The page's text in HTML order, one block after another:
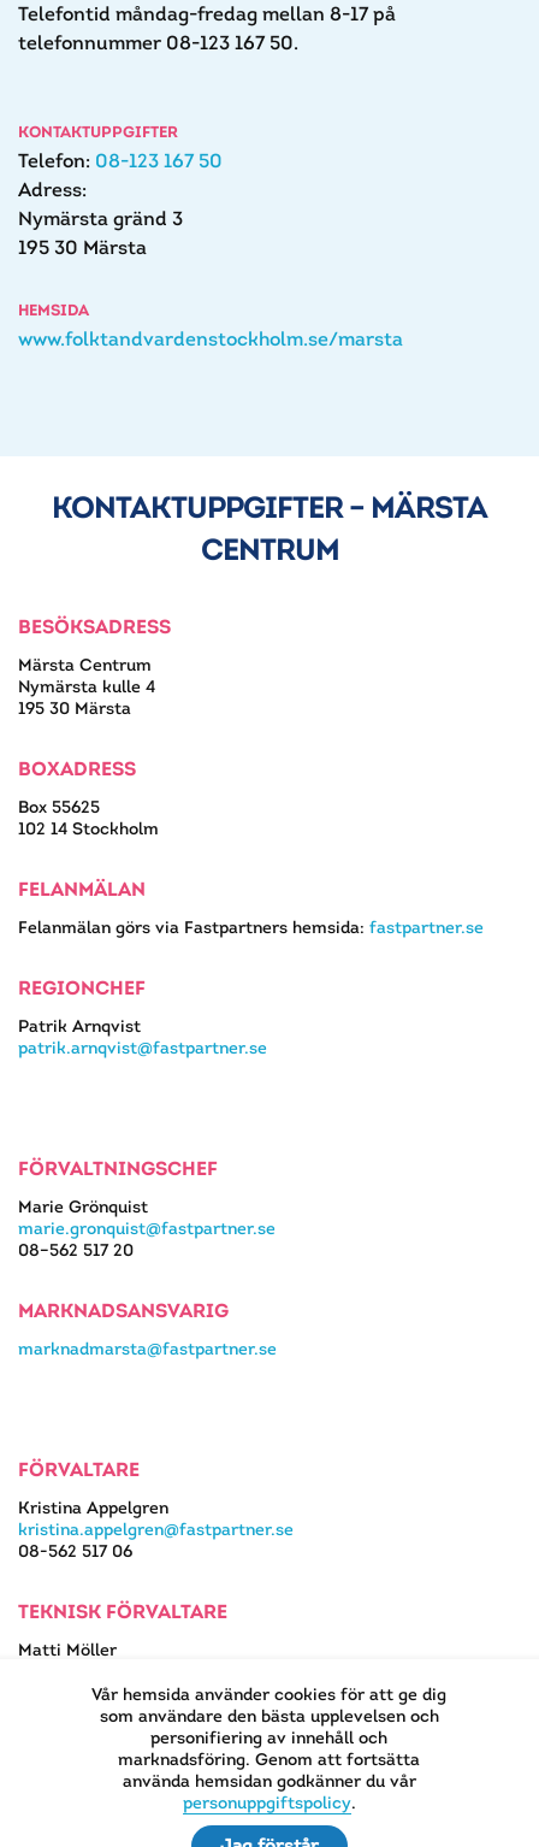
Telefontid måndag-fredag mellan 8-17 på
telefonnummer 08-123 167 50.
KONTAKTUPPGIFTER
Telefon: 08-123 167 50
Adress:
Nymärsta gränd 3
195 30 Märsta
HEMSIDA
www.folktandvardenstockholm.se/marsta
KONTAKTUPPGIFTER – MÄRSTA
CENTRUM
BESÖKSADRESS
Märsta Centrum
Nymärsta kulle 4
195 30 Märsta
BOXADRESS
Box 55625
102 14 Stockholm
FELANMÄLAN
Felanmälan görs via Fastpartners hemsida: fastpartner.se
REGIONCHEF
Patrik Arnqvist
patrik.arnqvist@fastpartner.se
FÖRVALTNINGSCHEF
Marie Grönquist
marie.gronquist@fastpartner.se
08–562 517 20
MARKNADSANSVARIG
marknadmarsta@fastpartner.se
FÖRVALTARE
Kristina Appelgren
kristina.appelgren@fastpartner.se
08-562 517 06
TEKNISK FÖRVALTARE
Matti Möller
matti.moller@fastpartner.se
EN DEL AV
Vår hemsida använder cookies för att ge dig
som användare den bästa upplevelsen och
personifiering av innehåll och
marknadsföring. Genom att fortsätta
använda hemsidan godkänner du vår
personuppgiftspolicy.